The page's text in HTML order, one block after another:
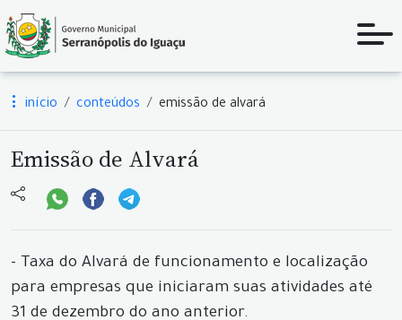
início conteúdos emissão de alvará
Emissão de Alvará
- Taxa do Alvará de funcionamento e localização
para empresas que iniciaram suas atividades até
31 de dezembro do ano anterior.